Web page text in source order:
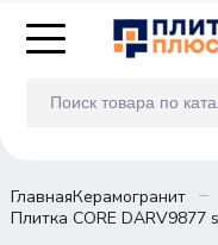
ГлавнаяКерамогранит
Плитка CORE DARV9877